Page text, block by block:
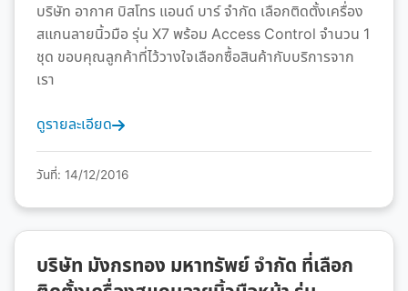
บริษัท อากาศ บิสโทร แอนด์ บาร์ จำกัด เลือกติดตั้งเครื่อง
สแกนลายนิ้วมือ รุ่น X7 พร้อม Access Control จำนวน 1
ชุด ขอบคุณลูกค้าที่ไว้วางใจเลือกซื้อสินค้ากับบริการจาก
เรา
ดูรายละเอียด
วันที่: 14/12/2016
บริษัท มังกรทอง มหาทรัพย์ จำกัด ที่เลือก